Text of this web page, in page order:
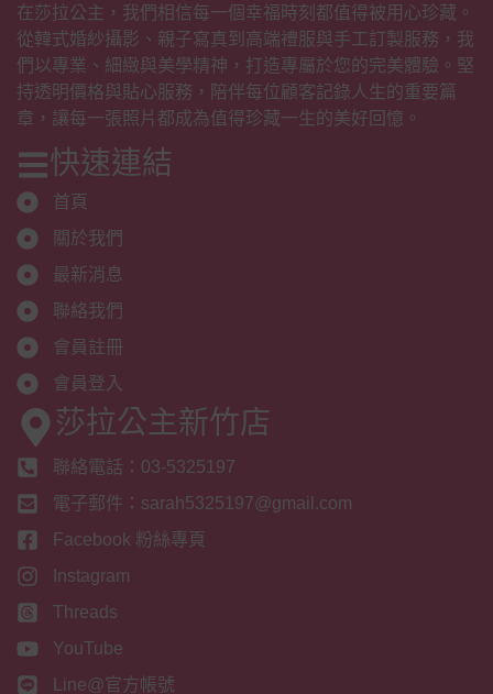
在莎拉公主，我們相信每一個幸福時刻都值得被用心珍藏。
從韓式婚紗攝影、親子寫真到高端禮服與手工訂製服務，我
們以專業、細緻與美學精神，打造專屬於您的完美體驗。堅
持透明價格與貼心服務，陪伴每位顧客記錄人生的重要篇
章，讓每一張照片都成為值得珍藏一生的美好回憶。
快速連結
首頁
關於我們
最新消息
聯絡我們
會員註冊
會員登入
莎拉公主新竹店
聯絡電話：03-5325197
電子郵件：sarah5325197@gmail.com
Facebook 粉絲專頁
Instagram
Threads
YouTube
Line@官方帳號